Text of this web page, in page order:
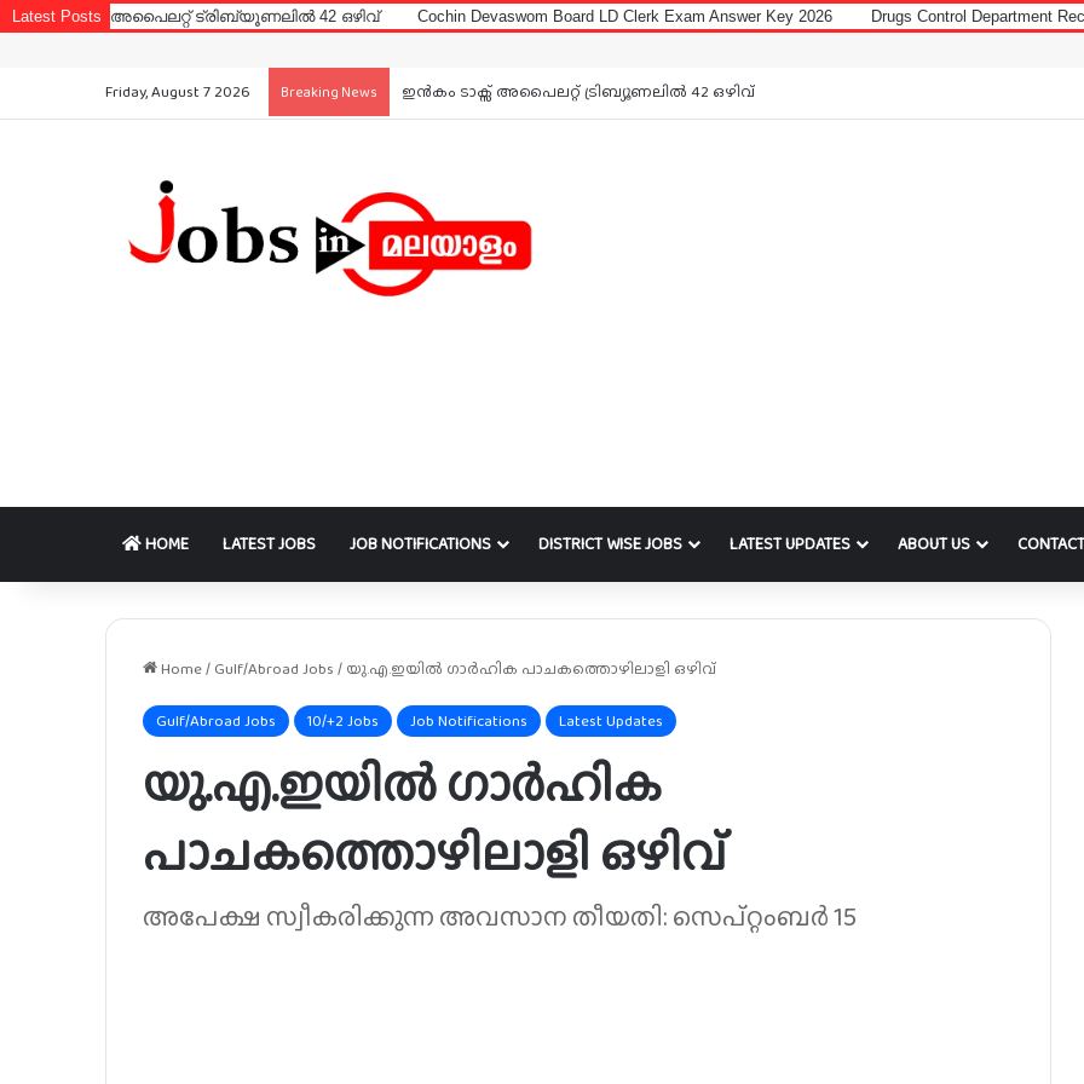
Latest Postsട്രിബ്യൂണലിൽ 42 ഒഴിവ് Cochin Devaswom Board LD Clerk Exam Answer Key 2026 Drugs Control Department Recruitment 2026
Notice:
Friday, August 7 2026
Breaking News ഇൻകം ടാക്സ് അപൈലറ്റ് ട്രിബ്യൂണലിൽ 42 ഒഴിവ്
HOME LATEST JOBS JOB NOTIFICATIONS DISTRICT WISE JOBS LATEST UPDATES ABOUT US
Home/ Gulf/Abroad Jobs / യു.എ.ഇയിൽ ഗാർഹിക പാചകത്തൊഴിലാളി ഒഴിവ്
Gulf/Abroad Jobs 10/+2 Jobs Job Notifications Latest Updates
യു.എ.ഇയിൽ ഗാർഹിക
പാചകത്തൊഴിലാളി ഒഴിവ്
അപേക്ഷ സ്വീകരിക്കുന്ന അവസാന തീയതി: സെപ്റ്റംബർ 15